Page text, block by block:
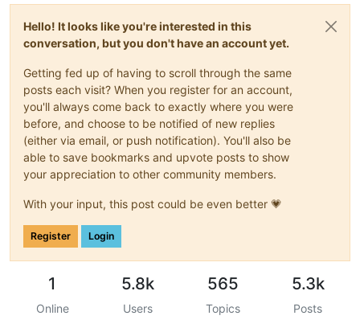
Hello! It looks like you're interested in this
conversation, but you don't have an account yet.
Getting fed up of having to scroll through the same
posts each visit? When you register for an account,
you'll always come back to exactly where you were
before, and choose to be notified of new replies
(either via email, or push notification). You'll also be
able to save bookmarks and upvote posts to show
your appreciation to other community members.
With your input, this post could be even better 💗
Register Login
1
Online
5.8k
Users
565
Topics
5.3k
Posts